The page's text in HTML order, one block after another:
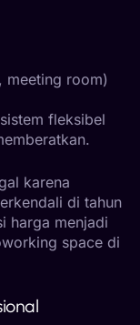
meeting room)
fleksibel
karena
di tahun
harga menjadi
space di